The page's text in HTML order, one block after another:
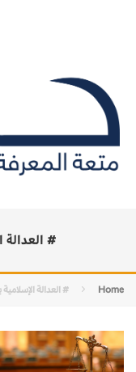
# العدالة
Home # العدالة